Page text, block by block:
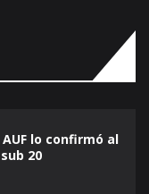
lo confirmó al
20